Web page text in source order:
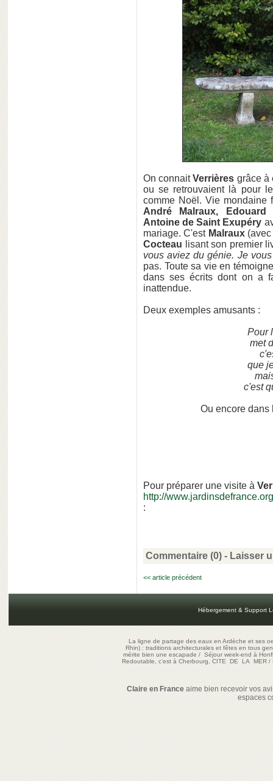
On connaitVerrières grâce à
ou se retrouvaient là pour
comme Noël. Vie mondaine
André Malraux,
Antoine de Saint Exupéry
mariage. C'estMalraux(avec
Cocteau lisant son premier
vous aviez du génie. Je
pas. Toute sa vie en
dans ses écrits dont on a
inattendue.
Deux exemples amusants :
Pour
met
que
c'est
Ou encore dans
Pour préparer une visite à
http://
:
Commentaire (0) - Laisser
<< article précédent
Hébergement & Support
La ligne de partage des eaux en Ardèche et ses
Rhin) : traditions architecturales et fêtes en tous
mérite bien une escapade/Séjour week-end à
Redoutable, c'est à Cherbourg, CITE DE LA MER/
Claire en Franceaime bien recevoir vos
espaces